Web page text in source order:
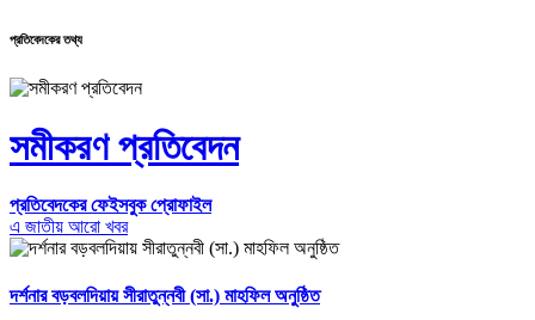
প্রতিবেদকের তথ্য
সমীকরণ প্রতিবেদন
প্রতিবেদকের ফেইসবুক প্রোফাইল
এ জাতীয় আরো খবর
দর্শনার বড়বলদিয়ায় সীরাতুন্নবী (সা.) মাহফিল অনুষ্ঠিত